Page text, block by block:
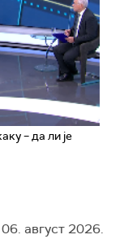
– да ли је
август 2026.